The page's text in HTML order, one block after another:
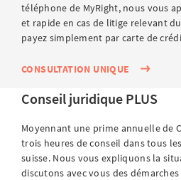
téléphone de MyRight, nous vous
et rapide en cas de litige relevant
payez simplement par carte de
CONSULTATION UNIQUE
Conseil juridique PLUS
Moyennant une prime annuelle de
trois heures de conseil dans tous
suisse. Nous vous expliquons la
discutons avec vous des